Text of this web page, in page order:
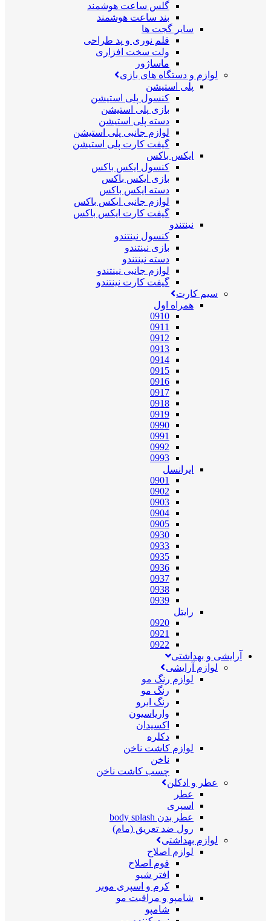
گلس ساعت هوشمند
بند ساعت هوشمند
سایر گجت ها
قلم نوری و پد طراحی
ولت سخت افزاری
ماساژور
لوازم و دستگاه های بازی
پلی استیشن
کنسول پلی استیشن
بازی پلی استیشن
دسته پلی استیشن
لوازم جانبی پلی استیشن
گیفت کارت پلی استیشن
ایکس باکس
کنسول ایکس باکس
بازی ایکس باکس
دسته ایکس باکس
لوازم جانبی ایکس باکس
گیفت کارت ایکس باکس
نینتندو
کنسول نینتندو
بازی نینتندو
دسته نینتندو
لوازم جانبی نینتندو
گیفت کارت نینتندو
سیم کارت
همراه اول
0910
0911
0912
0913
0914
0915
0916
0917
0918
0919
0990
0991
0992
0993
ایرانسل
0901
0902
0903
0904
0905
0930
0933
0935
0936
0937
0938
0939
رایتل
0920
0921
0922
آرایشی و بهداشتی
لوازم آرایشی
لوازم رنگ مو
رنگ مو
رنگ ابرو
واریاسیون
اکسیدان
دکلره
لوازم کاشت ناخن
ناخن
چسب کاشت ناخن
عطر و ادکلن
عطر
اسپری
عطر بدن body splash
رول ضد تعریق (مام)
لوازم بهداشتی
لوازم اصلاح
فوم اصلاح
افتر شیو
کرم و اسپری موبر
شامپو و مراقبت مو
شامپو